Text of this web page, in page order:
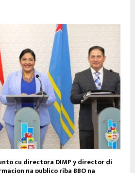
cu directora DIMP y director di